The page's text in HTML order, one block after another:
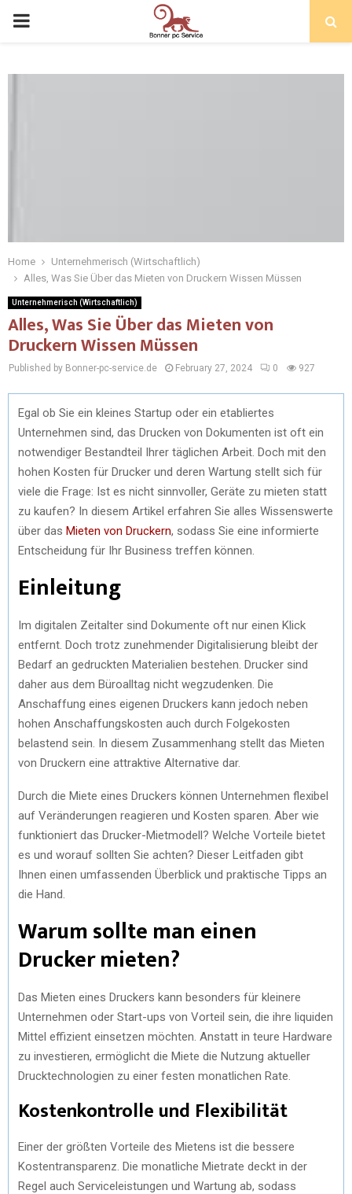
Home
Unternehmerisch (Wirtschaftlich)
Alles, Was Sie Über das Mieten von Druckern Wissen Müssen
Unternehmerisch (Wirtschaftlich)
Alles, Was Sie Über das Mieten von
Druckern Wissen Müssen
Published by Bonner-pc-service.de February 27, 2024 0 927
Egal ob Sie ein kleines Startup oder ein etabliertes
Unternehmen sind, das Drucken von Dokumenten ist oft ein
notwendiger Bestandteil Ihrer täglichen Arbeit. Doch mit den
hohen Kosten für Drucker und deren Wartung stellt sich für
viele die Frage: Ist es nicht sinnvoller, Geräte zu mieten statt
zu kaufen? In diesem Artikel erfahren Sie alles Wissenswerte
über das Mieten von Druckern, sodass Sie eine informierte
Entscheidung für Ihr Business treffen können.
Einleitung
Im digitalen Zeitalter sind Dokumente oft nur einen Klick
entfernt. Doch trotz zunehmender Digitalisierung bleibt der
Bedarf an gedruckten Materialien bestehen. Drucker sind
daher aus dem Büroalltag nicht wegzudenken. Die
Anschaffung eines eigenen Druckers kann jedoch neben
hohen Anschaffungskosten auch durch Folgekosten
belastend sein. In diesem Zusammenhang stellt das Mieten
von Druckern eine attraktive Alternative dar.
Durch die Miete eines Druckers können Unternehmen flexibel
auf Veränderungen reagieren und Kosten sparen. Aber wie
funktioniert das Drucker-Mietmodell? Welche Vorteile bietet
es und worauf sollten Sie achten? Dieser Leitfaden gibt
Ihnen einen umfassenden Überblick und praktische Tipps an
die Hand.
Warum sollte man einen
Drucker mieten?
Das Mieten eines Druckers kann besonders für kleinere
Unternehmen oder Start-ups von Vorteil sein, die ihre liquiden
Mittel effizient einsetzen möchten. Anstatt in teure Hardware
zu investieren, ermöglicht die Miete die Nutzung aktueller
Drucktechnologien zu einer festen monatlichen Rate.
Kostenkontrolle und Flexibilität
Einer der größten Vorteile des Mietens ist die bessere
Kostentransparenz. Die monatliche Mietrate deckt in der
Regel auch Serviceleistungen und Wartung ab, sodass